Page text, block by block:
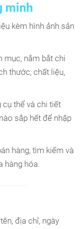
minh
kèm hình ảnh sản
mục, nắm bắt chi
thước, chất liệu,
thể và chi tiết
sắp hết để nhập
hàng, tìm kiếm và
hàng hóa.
địa chỉ, ngày